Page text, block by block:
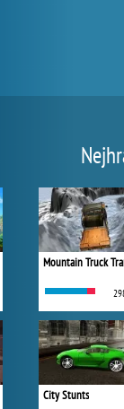
Mountain Truck
City Stunts